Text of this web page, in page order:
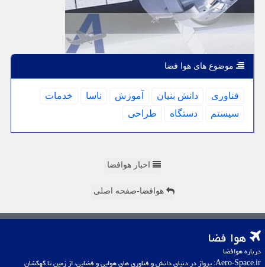
موضوع های هوا فضا
فناوری دانش بنیان آموزش ناسا
خدمات
سیستم
دستگاه طراحی
اخبار هوافضا
هوافضا-صفحه اصلی
هوا فضا
درباره هوافضا
Aero-Space.ir: پرواز در دنیای دانش و فناوری های هوایی و فضایی، از زمین تا کهکشان